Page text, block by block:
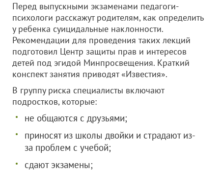
Перед выпускными экзаменами педагоги-
психологи расскажут родителям, как определить
у ребенка суицидальные наклонности.
Рекомендации для проведения таких лекций
подготовил Центр защиты прав и интересов
детей под эгидой Минпросвещения. Краткий
конспект занятия приводят «Известия».
В группу риска специалисты включают
подростков, которые:
не общаются с друзьями;
приносят из школы двойки и страдают из-
за проблем с учебой;
сдают экзамены;